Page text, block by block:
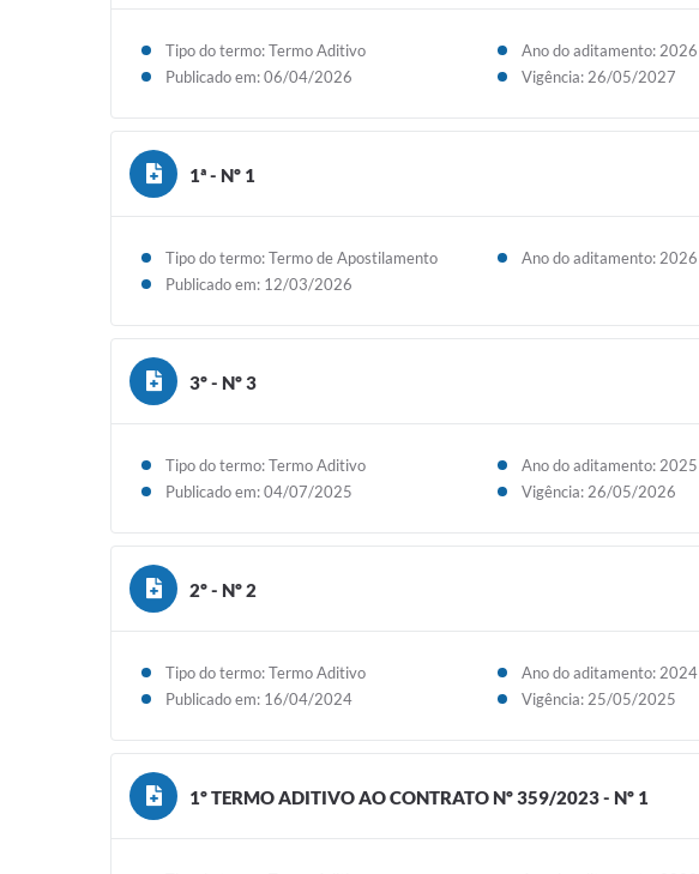
Tipo do termo: Termo Aditivo Ano do aditamento: 2026
Publicado em: 06/04/2026
Vigência: 26/05/2027
1ª - Nº 1
Tipo do termo: Termo de Apostilamento Ano do aditamento: 2026
Publicado em: 12/03/2026
3º - Nº 3
Tipo do termo: Termo Aditivo Ano do aditamento: 2025
Publicado em: 04/07/2025
Vigência: 26/05/2026
2º - Nº 2
Tipo do termo: Termo Aditivo Ano do aditamento: 2024
Publicado em: 16/04/2024
Vigência: 25/05/2025
1º TERMO ADITIVO AO CONTRATO Nº 359/2023 - Nº 1